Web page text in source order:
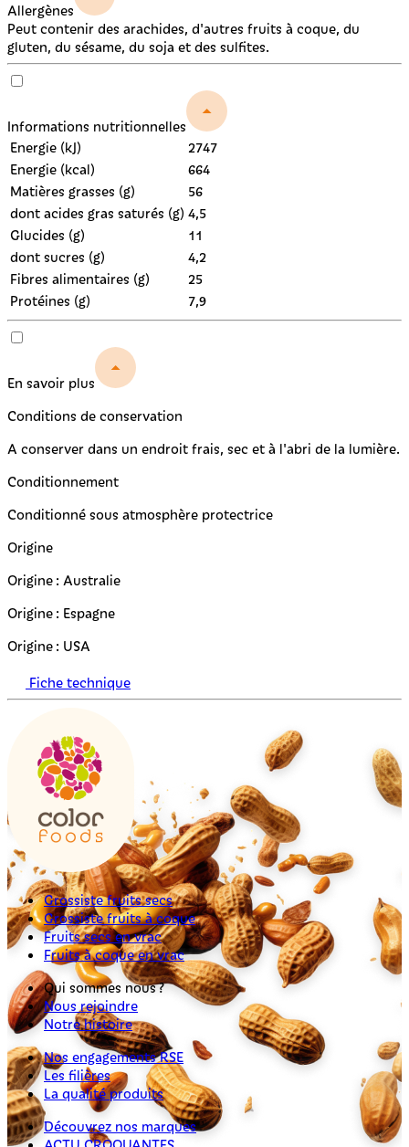
Allergènes
Peut contenir des arachides, d'autres fruits à coque, du
gluten, du sésame, du soja et des sulfites.
Informations nutritionnelles
Energie (kJ)
2747
Energie (kcal)
664
Matières grasses (g)
56
dont acides gras saturés (g) 4,5
Glucides (g)
11
dont sucres (g)
4,2
Fibres alimentaires (g)
25
Protéines (g)
7,9
En savoir plus
Conditions de conservation
A conserver dans un endroit frais, sec et à l'abri de la lumière.
Conditionnement
Conditionné sous atmosphère protectrice
Origine
Origine : Australie
Origine : Espagne
Origine : USA
Fiche technique
Grossiste fruits secs
Grossiste fruits à coque
Fruits secs en vrac
Fruits à coque en vrac
Qui sommes nous ?
Nous rejoindre
Notre histoire
Nos engagements RSE
Les filières
La qualité produits
Découvrez nos marques